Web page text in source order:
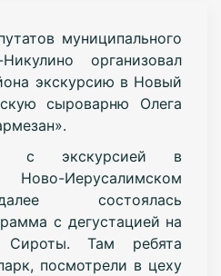
муниципального
организовал
экскурсию в Новый
сыроварню Олега
с экскурсией в
Иерусалимском
состоялась
с дегустацией на
Сироты. Там ребята
посмотрели в цеху